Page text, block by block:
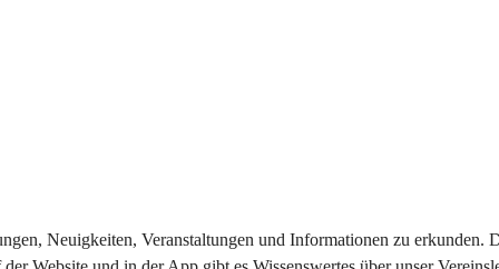
Neuigkeiten, Veranstaltungen und Informationen zu